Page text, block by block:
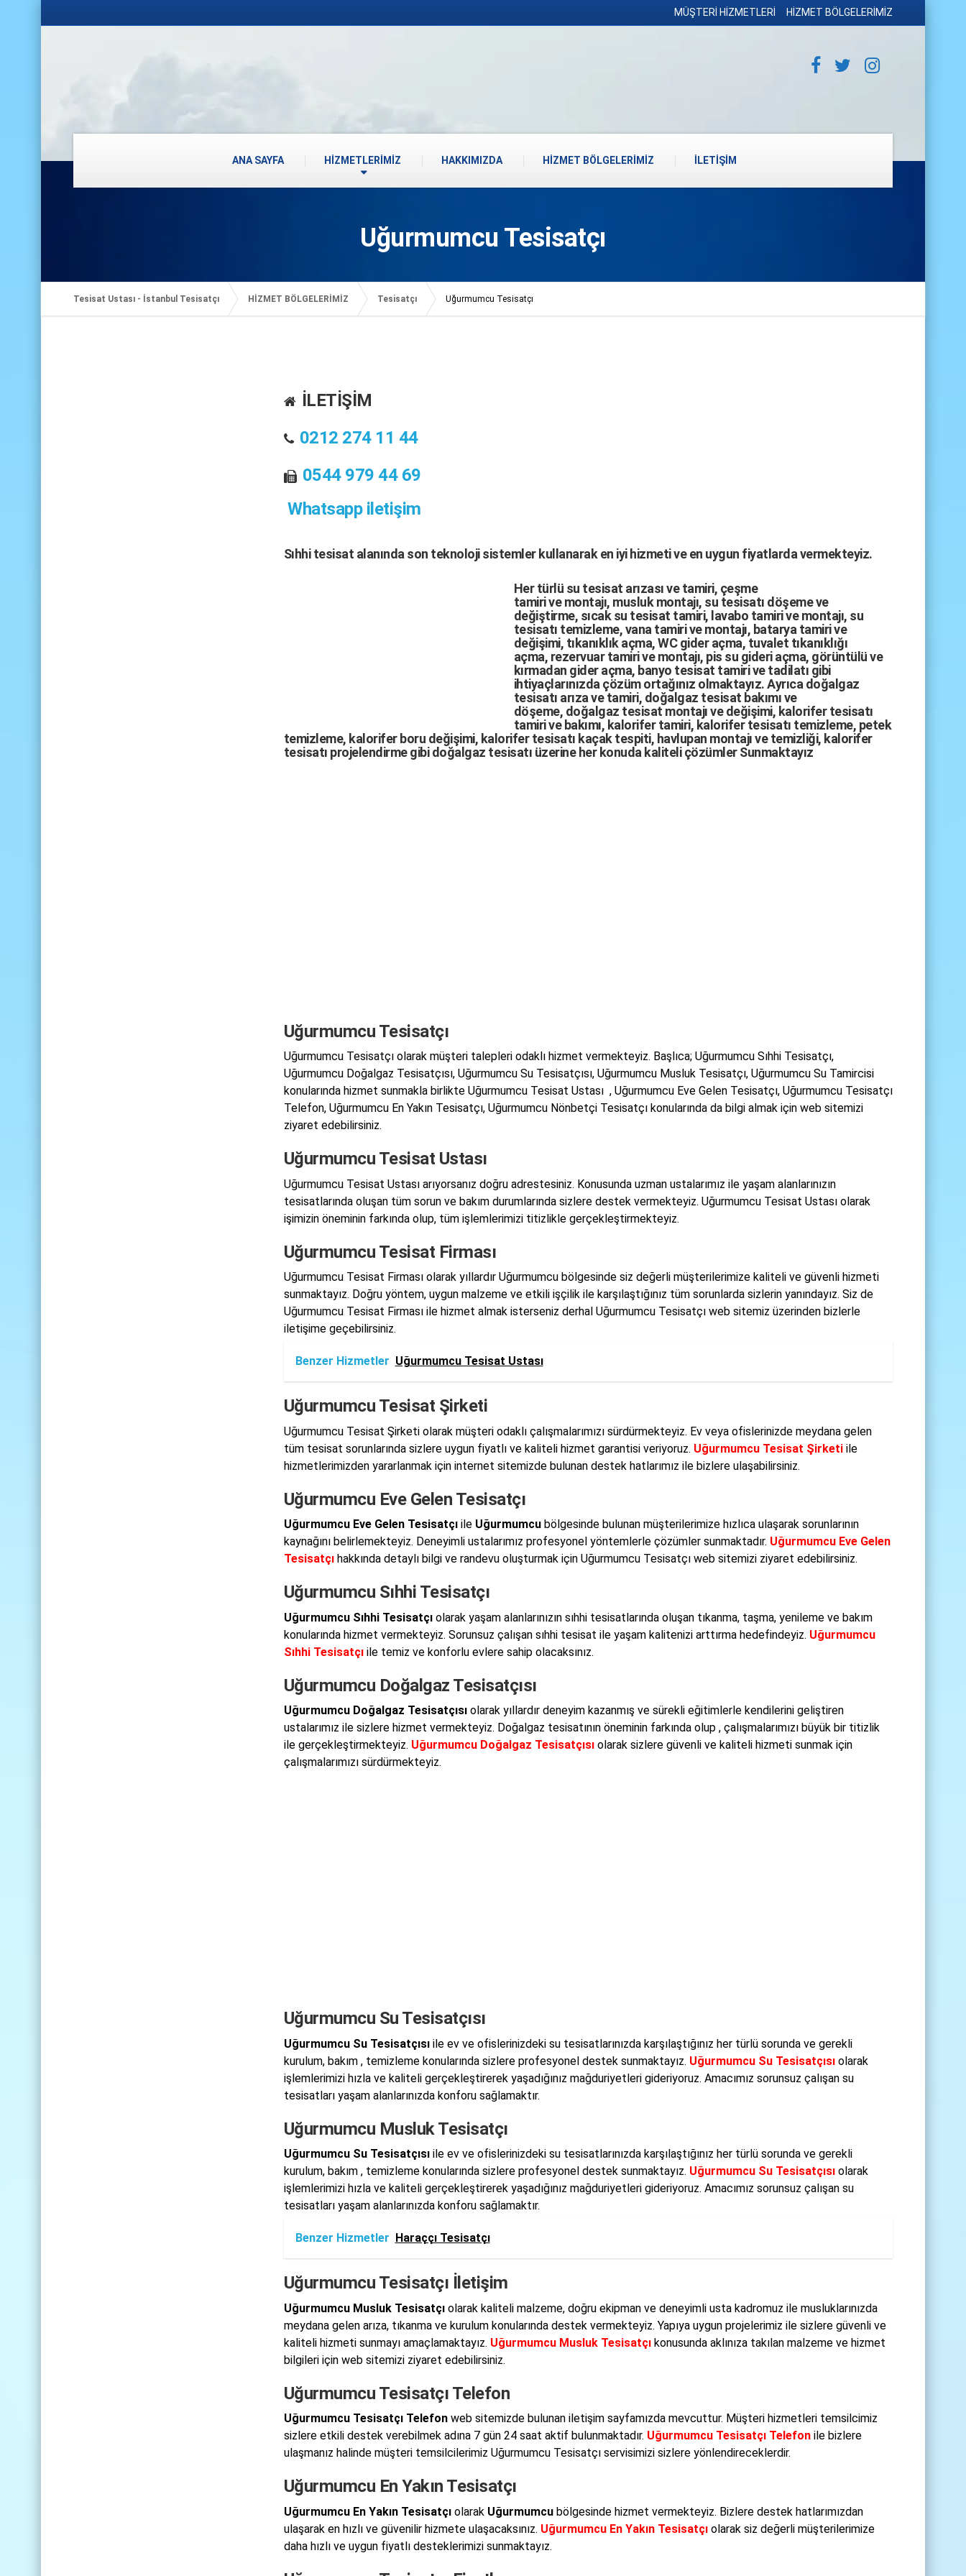
MÜŞTERİ HİZMETLERİ HİZMET BÖLGELERİMİZ
ANA SAYFA HİZMETLERİMİZ HAKKIMIZDA HİZMET BÖLGELERİMİZ İLETİŞİM
Uğurmumcu Tesisatçı
Tesisat Ustası - İstanbul Tesisatçı HİZMET BÖLGELERİMİZ Tesisatçı Uğurmumcu Tesisatçı
İLETİŞİM
0212 274 11 44
0544 979 44 69
Whatsapp iletişim
Sıhhi tesisat alanında son teknoloji sistemler kullanarak en iyi hizmeti ve en uygun fiyatlarda vermekteyiz.
Her türlü su tesisat arızasıve tamiri, çeşme
tamirivemontajı, musluk montajı, su tesisatı döşemeve
değiştirme, sıcak su tesisat tamiri, lavabo tamirivemontajı, su
tesisatı temizleme,vana tamirivemontajı, batarya tamirive
değişimi, tıkanıklık açma,WC gider açma, tuvalet tıkanıklığı
açma, rezervuar tamirive montajı, pis su gideri açma, görüntülü ve
kırmadan gider açma, banyo tesisat tamirivetadilatı gibi
ihtiyaçlarınızda çözüm ortağınız olmaktayız. Ayrıca doğalgaz
tesisatı arızave tamiri, doğalgaz tesisat bakımıve
döşeme, doğalgaz tesisat montajıve değişimi, kalorifer tesisatı
tamiri ve bakımı, kalorifer tamiri, kalorifer tesisatı temizleme, petek
temizleme, kalorifer boru değişimi, kalorifer tesisatı kaçak tespiti, havlupan montajı ve temizliği, kalorifer
tesisatı projelendirme gibi doğalgaz tesisatı üzerine her konuda kaliteli çözümler Sunmaktayız
Uğurmumcu Tesisatçı
Uğurmumcu Tesisatçı olarak müşteri talepleri odaklı hizmet vermekteyiz. Başlıca; Uğurmumcu Sıhhi Tesisatçı,
Uğurmumcu Doğalgaz Tesisatçısı, Uğurmumcu Su Tesisatçısı, Uğurmumcu Musluk Tesisatçı, Uğurmumcu Su Tamircisi
konularında hizmet sunmakla birlikte Uğurmumcu Tesisat Ustası , Uğurmumcu Eve Gelen Tesisatçı, Uğurmumcu Tesisatçı
Telefon, Uğurmumcu En Yakın Tesisatçı, Uğurmumcu Nönbetçi Tesisatçı konularında da bilgi almak için web sitemizi
ziyaret edebilirsiniz.
Uğurmumcu Tesisat Ustası
Uğurmumcu Tesisat Ustası arıyorsanız doğru adrestesiniz. Konusunda uzman ustalarımız ile yaşam alanlarınızın
tesisatlarında oluşan tüm sorun ve bakım durumlarında sizlere destek vermekteyiz. Uğurmumcu Tesisat Ustası olarak
işimizin öneminin farkında olup, tüm işlemlerimizi titizlikle gerçekleştirmekteyiz.
Uğurmumcu Tesisat Firması
Uğurmumcu Tesisat Firması olarak yıllardır Uğurmumcu bölgesinde siz değerli müşterilerimize kaliteli ve güvenli hizmeti
sunmaktayız. Doğru yöntem, uygun malzeme ve etkili işçilik ile karşılaştığınız tüm sorunlarda sizlerin yanındayız. Siz de
Uğurmumcu Tesisat Firması ile hizmet almak isterseniz derhal Uğurmumcu Tesisatçı web sitemiz üzerinden bizlerle
iletişime geçebilirsiniz.
Benzer Hizmetler Uğurmumcu Tesisat Ustası
Uğurmumcu Tesisat Şirketi
Uğurmumcu Tesisat Şirketi olarak müşteri odaklı çalışmalarımızı sürdürmekteyiz. Ev veya ofislerinizde meydana gelen
tüm tesisat sorunlarında sizlere uygun fiyatlı ve kaliteli hizmet garantisi veriyoruz. Uğurmumcu Tesisat Şirketi ile
hizmetlerimizden yararlanmak için internet sitemizde bulunan destek hatlarımız ile bizlere ulaşabilirsiniz.
Uğurmumcu Eve Gelen Tesisatçı
Uğurmumcu Eve Gelen Tesisatçıile Uğurmumcubölgesinde bulunan müşterilerimize hızlıca ulaşarak sorunlarının
kaynağını belirlemekteyiz. Deneyimli ustalarımız profesyonel yöntemlerle çözümler sunmaktadır. Uğurmumcu Eve Gelen
Tesisatçıhakkında detaylı bilgi ve randevu oluşturmak için Uğurmumcu Tesisatçı web sitemizi ziyaret edebilirsiniz.
Uğurmumcu Sıhhi Tesisatçı
Uğurmumcu Sıhhi Tesisatçıolarak yaşam alanlarınızın sıhhi tesisatlarında oluşan tıkanma, taşma, yenileme ve bakım
konularında hizmet vermekteyiz. Sorunsuz çalışan sıhhi tesisat ile yaşam kalitenizi arttırma hedefindeyiz. Uğurmumcu
Sıhhi Tesisatçıile temiz ve konforlu evlere sahip olacaksınız.
Uğurmumcu Doğalgaz Tesisatçısı
Uğurmumcu Doğalgaz Tesisatçısıolarak yıllardır deneyim kazanmış ve sürekli eğitimlerle kendilerini geliştiren
ustalarımız ile sizlere hizmet vermekteyiz. Doğalgaz tesisatının öneminin farkında olup , çalışmalarımızı büyük bir titizlik
ile gerçekleştirmekteyiz. Uğurmumcu Doğalgaz Tesisatçısıolarak sizlere güvenli ve kaliteli hizmeti sunmak için
çalışmalarımızı sürdürmekteyiz.
Uğurmumcu Su Tesisatçısı
Uğurmumcu Su Tesisatçısıile ev ve ofislerinizdeki su tesisatlarınızda karşılaştığınız her türlü sorunda ve gerekli
kurulum, bakım , temizleme konularında sizlere profesyonel destek sunmaktayız. Uğurmumcu Su Tesisatçısıolarak
işlemlerimizi hızla ve kaliteli gerçekleştirerek yaşadığınız mağduriyetleri gideriyoruz. Amacımız sorunsuz çalışan su
tesisatları yaşam alanlarınızda konforu sağlamaktır.
Uğurmumcu Musluk Tesisatçı
Uğurmumcu Su Tesisatçısıile ev ve ofislerinizdeki su tesisatlarınızda karşılaştığınız her türlü sorunda ve gerekli
kurulum, bakım , temizleme konularında sizlere profesyonel destek sunmaktayız. Uğurmumcu Su Tesisatçısıolarak
işlemlerimizi hızla ve kaliteli gerçekleştirerek yaşadığınız mağduriyetleri gideriyoruz. Amacımız sorunsuz çalışan su
tesisatları yaşam alanlarınızda konforu sağlamaktır.
Benzer Hizmetler Haraççı Tesisatçı
Uğurmumcu Tesisatçı İletişim
Uğurmumcu Musluk Tesisatçıolarak kaliteli malzeme, doğru ekipman ve deneyimli usta kadromuz ile musluklarınızda
meydana gelen arıza, tıkanma ve kurulum konularında destek vermekteyiz. Yapıya uygun projelerimiz ile sizlere güvenli ve
kaliteli hizmeti sunmayı amaçlamaktayız. Uğurmumcu Musluk Tesisatçıkonusunda aklınıza takılan malzeme ve hizmet
bilgileri için web sitemizi ziyaret edebilirsiniz.
Uğurmumcu Tesisatçı Telefon
Uğurmumcu Tesisatçı Telefonweb sitemizde bulunan iletişim sayfamızda mevcuttur. Müşteri hizmetleri temsilcimiz
sizlere etkili destek verebilmek adına 7 gün 24 saat aktif bulunmaktadır. Uğurmumcu Tesisatçı Telefonile bizlere
ulaşmanız halinde müşteri temsilcilerimiz Uğurmumcu Tesisatçı servisimizi sizlere yönlendireceklerdir.
Uğurmumcu En Yakın Tesisatçı
Uğurmumcu En Yakın Tesisatçıolarak Uğurmumcubölgesinde hizmet vermekteyiz. Bizlere destek hatlarımızdan
ulaşarak en hızlı ve güvenilir hizmete ulaşacaksınız. Uğurmumcu En Yakın Tesisatçıolarak siz değerli müşterilerimize
daha hızlı ve uygun fiyatlı desteklerimizi sunmaktayız.